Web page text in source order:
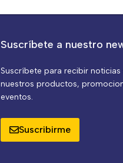
Suscríbete a nuestro
Suscríbete para recibir noticias
nuestros productos,
eventos.
Suscribirme